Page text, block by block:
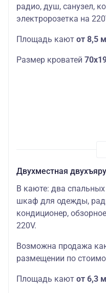
радио, душ, санузел,
электророзетка на
Площадь кают от 8,5
Размер кроватей
Двухместная
В каюте: два
шкаф для одежды,
кондиционер,
220V.
Возможна продажа
размещении по
Площадь кают от 6,3